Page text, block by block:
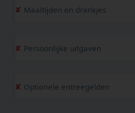
Maaltijden en drankjes
Persoonlijke uitgaven
Optionele entreegelden